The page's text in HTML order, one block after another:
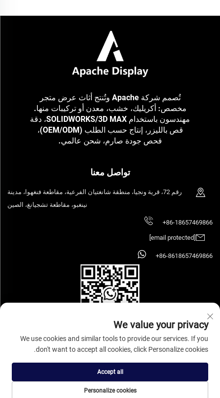
تُصمم شركة Apache وتُنتج أثاث عرض متجر
مخصص: أكريليك، خشب، معدن أو تركيبات منها.
مهندسون باستخدام SOLIDWORKS/3D MAX، دقة
قص بالليزر، إنتاج حسب الطلب (OEM/ODM)،
فحص جودة صارم، شحن عالمي.
تواصل معنا
رقم 72، قرية ونجيا، منطقة شانغتيان الفرعية، مقاطعة فنغهوا، مدينة
نينغبو، مقاطعة تشجيانغ، الصين
+86-18657469866
+86-8618657469866
حقوق النشر © 2025 شركة نينغبو سيهووز لصناعة وتداول الأثاث المحدودة. جميع
الحقوق محفوظة.سياسة الخصوصية
We value your privacy
We use cookies and similar tools to provide our services. If you
don't want to accept all cookies, click Personalize cookies.
Personalize cookies
Accept all